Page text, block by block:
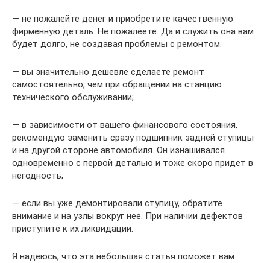
— не пожалейте денег и приобретите качественную
фирменную деталь. Не пожалеете. Да и служить она вам
будет долго, не создавая проблемы с ремонтом.
— вы значительно дешевле сделаете ремонт
самостоятельно, чем при обращении на станцию
технического обслуживании;
— в зависимости от вашего финансового состояния,
рекомендую заменить сразу подшипник задней ступицы
и на другой стороне автомобиля. Он изнашивался
одновременно с первой деталью и тоже скоро придет в
негодность;
— если вы уже демонтировали ступицу, обратите
внимание и на узлы вокруг нее. При наличии дефектов
приступите к их ликвидации.
Я надеюсь, что эта небольшая статья поможет вам